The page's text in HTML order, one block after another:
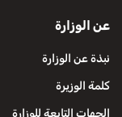
عن الوزارة
نبذة عن الوزارة
كلمة الوزيرة
الجهات التابعة للوزارة